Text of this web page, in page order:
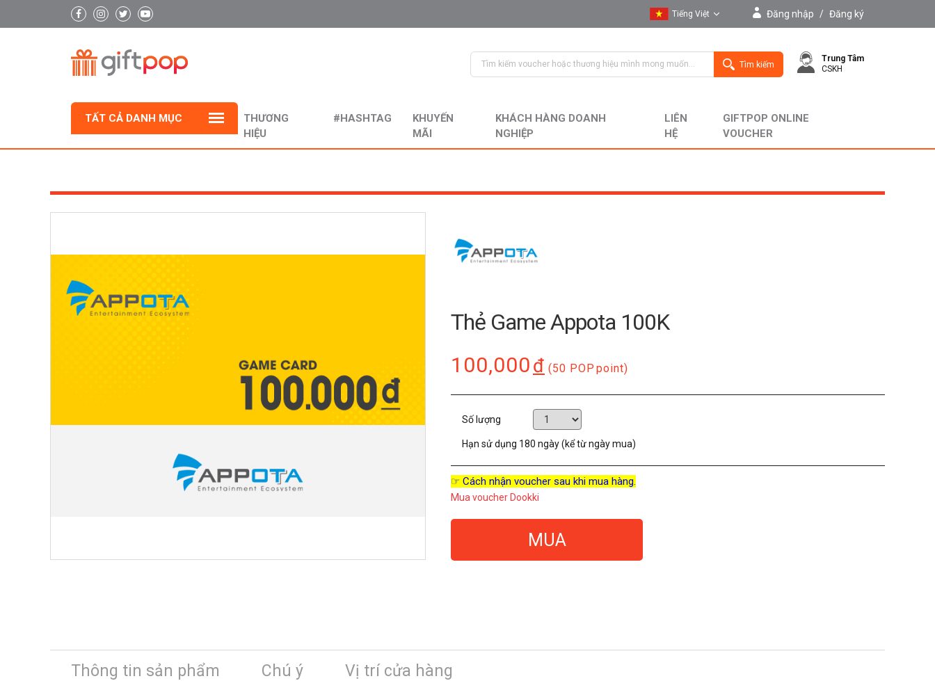
Tiếng Việt
English
Đăng nhập / Đăng ký
Tìm kiếm
Trung Tâm
CSKH
TẤT CẢ DANH MỤC
THƯƠNG
HIỆU
#HASHTAG
KHUYẾN
MÃI
KHÁCH HÀNG DOANH
NGHIỆP
LIÊN
HỆ
GIFTPOP ONLINE
VOUCHER
Thẻ Game Appota 100K
100,000đ (50 POP point)
Số lượng
Hạn sử dụng 180 ngày (kể từ ngày mua)
☞ Cách nhận voucher sau khi mua hàng.
Mua voucher Dookki
MUA
Thông tin sản phẩm Chú ý Vị trí cửa hàng